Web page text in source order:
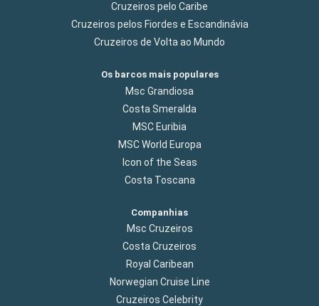
Cruzeiros pelo Caribe
Cruzeiros pelos Fiordes e Escandinávia
Cruzeiros de Volta ao Mundo
Os barcos mais populares
Msc Grandiosa
Costa Smeralda
MSC Euribia
MSC World Europa
Icon of the Seas
Costa Toscana
Companhias
Msc Cruzeiros
Costa Cruzeiros
Royal Caribean
Norwegian Cruise Line
Cruzeiros Celebrity